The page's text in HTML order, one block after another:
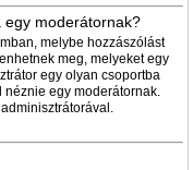
egy moderátornak?
melybe hozzászólást
meg, melyeket egy
egy olyan csoportba
néznie egy moderátornak.